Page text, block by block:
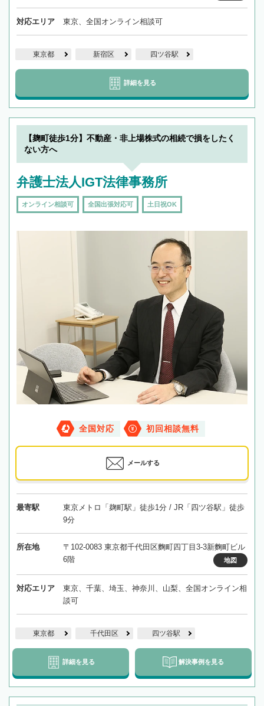
対応エリア 東京、全国オンライン相談可
東京都 新宿区 四ツ谷駅
詳細を見る
【麹町徒歩1分】不動産・非上場株式の相続で損をしたく
ない方へ
弁護士法人IGT法律事務所
オンライン相談可 全国出張対応可 土日祝OK
全国対応 初回相談無料
メールする
最寄駅
東京メトロ「麹町駅」徒歩1分 / JR「四ツ谷駅」徒歩
9分
所在地
〒102-0083 東京都千代田区麴町四丁目3-3新麴町ビル
6階
地図
対応エリア
東京、千葉、埼玉、神奈川、山梨、全国オンライン相
談可
東京都 千代田区 四ツ谷駅
詳細を見る 解決事例を見る